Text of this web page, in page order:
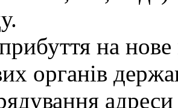
на нове
органів